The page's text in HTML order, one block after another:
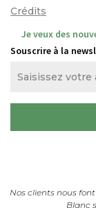
Crédits
Je veux des
Souscrire à la
Nos clients nous
Blanc